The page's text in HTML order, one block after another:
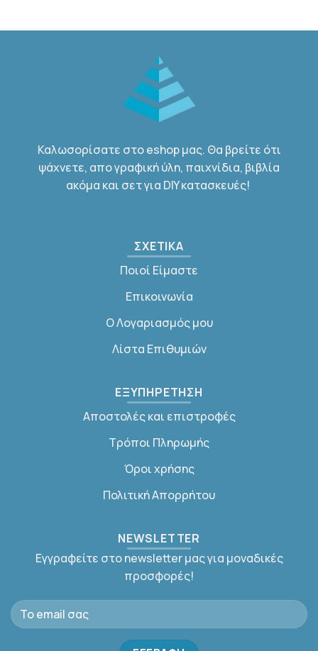
Καλωσορίσατε στο eshop μας. Θα βρείτε ότι
ψάχνετε, απο γραφική ύλη, παιχνίδια, βιβλία
ακόμα και σετ για DIY κατασκευές!
ΣΧΕΤΙΚΑ
Ποιοί Είμαστε
Επικοινωνία
Ο Λογαριασμός μου
Λίστα Επιθυμιών
ΕΞΥΠΗΡΕΤΗΣΗ
Αποστολές και επιστροφές
Τρόποι Πληρωμής
Όροι χρήσης
Πολιτική Απορρήτου
NEWSLETTER
Εγγραφείτε στο newsletter μας για μοναδικές
προσφορές!